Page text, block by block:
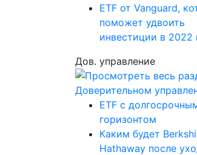
ETF от Vanguard,
поможет удвоить
инвестиции в 2022
Дов. управление
ETF с
горизонтом
Каким будет
Hathaway после